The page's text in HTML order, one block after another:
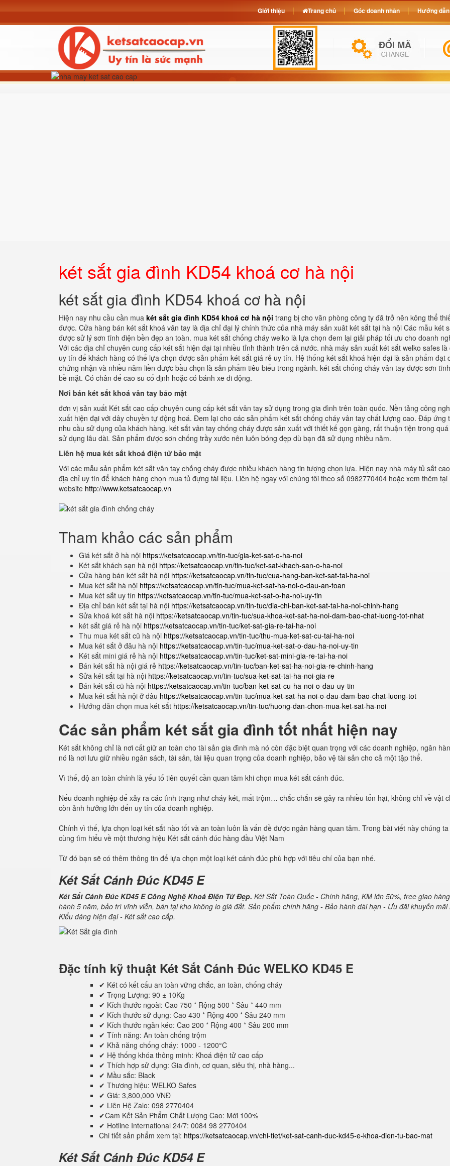
két sắt gia đình KD54 khoá cơ hà nội
két sắt gia đình KD54 khoá cơ hà nội
Hiện nay nhu cầu cần mua két sắt gia đình KD54 khoá cơ hà nội trang bị cho văn phòng công ty đã trở nên kông thể
được. Cửa hàng bán két sắt khoá vân tay là địa chỉ đại lý chính thức của nhà máy sản xuât két sắt tại hà nội Các mẫu két
được sử lý sơn tĩnh điện bền đẹp an toàn. mua két sắt chống cháy welko là lựa chọn đem lại giải pháp tối ưu cho doanh
Với các địa chỉ chuyên cung cấp két sắt hiện đại tại nhiều tỉnh thành trên cả nước. nhà máy sản xuất két sắt welko safes là
uy tín để khách hàng có thể lựa chọn được sản phẩm két sắt giá rẻ uy tín. Hệ thống két sắt khoá hiện đại là sản phẩm đạt
chứng nhận và nhiều năm liền được bầu chọn là sản phẩm tiêu biểu trong ngành. két sắt chống cháy vân tay được sơn
bề mặt. Có chân đế cao su cố định hoặc có bánh xe di động.
Nơi bán két sắt khoá vân tay bảo mật
đơn vị sản xuất Két sắt cao cấp chuyên cung cấp két sắt vân tay sử dụng trong gia đình trên toàn quốc. Nền tảng công
xuất hiện đại với dây chuyền tự động hoá. Đem lại cho các sản phẩm két sắt chống cháy vân tay chất lượng cao. Đáp ứng
nhu cầu sử dụng của khách hàng. két sắt vân tay chống cháy được sản xuất với thiết kế gọn gàng, rất thuận tiện trong
sử dụng lâu dài. Sản phẩm được sơn chống trầy xước nên luôn bóng đẹp dù bạn đã sử dụng nhiều năm.
Liên hệ mua két sắt khoá điện tử bảo mật
Với các mẫu sản phẩm két sắt vân tay chống cháy được nhiều khách hàng tin tượng chọn lựa. Hiện nay nhà máy tủ sắt
địa chỉ uy tín để khách hàng chọn mua tủ đựng tài liệu. Liên hệ ngay với chúng tôi theo số 0982770404 hoặc xem thêm tại
website http://www.ketsatcaocap.vn
Tham khảo các sản phẩm
Giá két sắt ở hà nội https://ketsatcaocap.vn/tin-tuc/gia-ket-sat-o-ha-noi
Két sắt khách sạn hà nội https://ketsatcaocap.vn/tin-tuc/ket-sat-khach-san-o-ha-noi
Cửa hàng bán két sắt hà nội https://ketsatcaocap.vn/tin-tuc/cua-hang-ban-ket-sat-tai-ha-noi
Mua két sắt hà nội https://ketsatcaocap.vn/tin-tuc/mua-ket-sat-ha-noi-o-dau-an-toan
Mua két sắt uy tín https://ketsatcaocap.vn/tin-tuc/mua-ket-sat-o-ha-noi-uy-tin
Địa chỉ bán két sắt tại hà nội https://ketsatcaocap.vn/tin-tuc/dia-chi-ban-ket-sat-tai-ha-noi-chinh-hang
Sửa khoá két sắt hà nội https://ketsatcaocap.vn/tin-tuc/sua-khoa-ket-sat-ha-noi-dam-bao-chat-luong-tot-nhat
két sắt giá rẻ hà nội https://ketsatcaocap.vn/tin-tuc/ket-sat-gia-re-tai-ha-noi
Thu mua két sắt cũ hà nội https://ketsatcaocap.vn/tin-tuc/thu-mua-ket-sat-cu-tai-ha-noi
Mua két sắt ở đâu hà nội https://ketsatcaocap.vn/tin-tuc/mua-ket-sat-o-dau-ha-noi-uy-tin
Két sắt mini giá rẻ hà nội https://ketsatcaocap.vn/tin-tuc/ket-sat-mini-gia-re-tai-ha-noi
Bán két sắt hà nội giá rẻ https://ketsatcaocap.vn/tin-tuc/ban-ket-sat-ha-noi-gia-re-chinh-hang
Sửa két sắt tại hà nội https://ketsatcaocap.vn/tin-tuc/sua-ket-sat-tai-ha-noi-gia-re
Bán két sắt cũ hà nội https://ketsatcaocap.vn/tin-tuc/ban-ket-sat-cu-ha-noi-o-dau-uy-tin
Mua két sắt hà nội ở đâu https://ketsatcaocap.vn/tin-tuc/mua-ket-sat-ha-noi-o-dau-dam-bao-chat-luong-tot
Hướng dẫn chọn mua két sắt https://ketsatcaocap.vn/tin-tuc/huong-dan-chon-mua-ket-sat-ha-noi
Các sản phẩm két sắt gia đình tốt nhất hiện nay
Két sắt không chỉ là nơi cất giữ an toàn cho tài sản gia đình mà nó còn đặc biệt quan trọng với các doanh nghiệp, ngân
nó là nơi lưu giữ nhiều ngân sách, tài sản, tài liệu quan trọng của doanh nghiệp, bảo vệ tài sản cho cả một tập thể.
Vì thế, độ an toàn chính là yếu tố tiên quyết cần quan tâm khi chọn mua két sắt cánh đúc.
Nếu doanh nghiệp để xảy ra các tình trạng như cháy két, mất trộm… chắc chắn sẽ gây ra nhiều tổn hại, không chỉ về vật
còn ảnh hưởng lớn đến uy tín của doanh nghiệp.
Chính vì thế, lựa chọn loại két sắt nào tốt và an toàn luôn là vấn đề được ngân hàng quan tâm. Trong bài viết này chúng
cùng tìm hiểu về một thương hiệu Két sắt cánh đúc hàng đầu Việt Nam
Từ đó bạn sẽ có thêm thông tin để lựa chọn một loại két cánh đúc phù hợp với tiêu chí của bạn nhé.
Két Sắt Cánh Đúc KD45 E
Két Sắt Cánh Đúc KD45 E Công Nghệ Khoá Điện Tử Đẹp. Két Sắt Toàn Quốc - Chính hãng, KM lớn 50%, free giao
hành 5 năm, bảo trì vĩnh viễn, bán tại kho không lo giá đắt. Sản phẩm chính hãng - Bảo hành dài hạn - Ưu đãi khuyến mãi
Kiểu dáng hiện đại - Két sắt cao cấp.
Đặc tính kỹ thuật Két Sắt Cánh Đúc WELKO KD45 E
✔ Két có kết cấu an toàn vững chắc, an toàn, chống cháy
✔ Trọng Lượng: 90 ± 10Kg
✔ Kích thước ngoài: Cao 750 * Rộng 500 * Sâu * 440 mm
✔ Kích thước sử dụng: Cao 430 * Rộng 400 * Sâu 240 mm
✔ Kích thước ngăn kéo: Cao 200 * Rộng 400 * Sâu 200 mm
✔ Tính năng: An toàn chống trộm
✔ Khả năng chống cháy: 1000 - 1200°C
✔ Hệ thống khóa thông minh: Khoá điện tử cao cấp
✔ Thích hợp sử dụng: Gia đình, cơ quan, siêu thị, nhà hàng...
✔ Mầu sắc: Black
✔ Thương hiệu: WELKO Safes
✔ Giá: 3,800,000 VNĐ
✔ Liên Hệ Zalo: 098 2770404
✔Cam Kết Sản Phẩm Chất Lượng Cao: Mới 100%
✔ Hotline International 24/7: 0084 98 2770404
Chi tiết sản phẩm xem tại: https://ketsatcaocap.vn/chi-tiet/ket-sat-canh-duc-kd45-e-khoa-dien-tu-bao-mat
Két Sắt Cánh Đúc KD54 E
Giới thiệu Trang chủ Góc doanh nhân Hướng